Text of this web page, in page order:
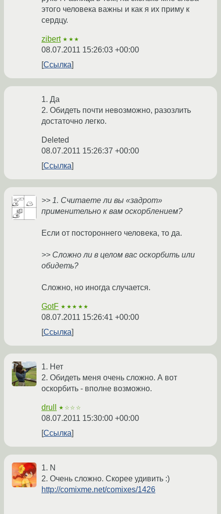
этого человека важны и как я их приму к
сердцу.
zibert ★★★
08.07.2011 15:26:03 +00:00
Ссылка
1. Да
2. Обидеть почти невозможно, разозлить
достаточно легко.
Deleted
08.07.2011 15:26:37 +00:00
Ссылка
>> 1. Считаете ли вы «задрот»
применительно к вам оскорблением?
Если от постороннего человека, то да.
>> Сложно ли в целом вас оскорбить или
обидеть?
Сложно, но иногда случается.
GotF ★★★★★
08.07.2011 15:26:41 +00:00
Ссылка
1. Нет
2. Обидеть меня очень сложно. А вот
оскорбить - вполне возможно.
drull ★☆☆☆
08.07.2011 15:30:00 +00:00
Ссылка
1. N
2. Очень сложно. Скорее удивить :)
http://comixme.net/comixes/1426